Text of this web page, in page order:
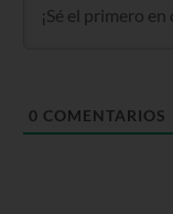
0 COMENTARIOS